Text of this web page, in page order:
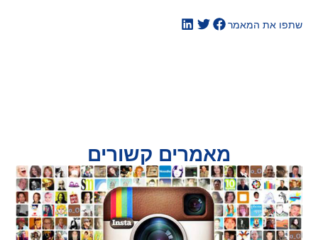
שתפו את המאמר
מאמרים קשורים